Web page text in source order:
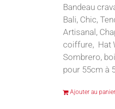
Bandeau
Bali, Chic,
Artisanal,
coiffure, Hat
Sombrero,
pour 55cm à
Ajouter au panier